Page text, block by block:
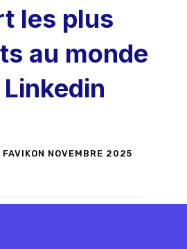
les plus
au monde
NOVEMBRE 2025